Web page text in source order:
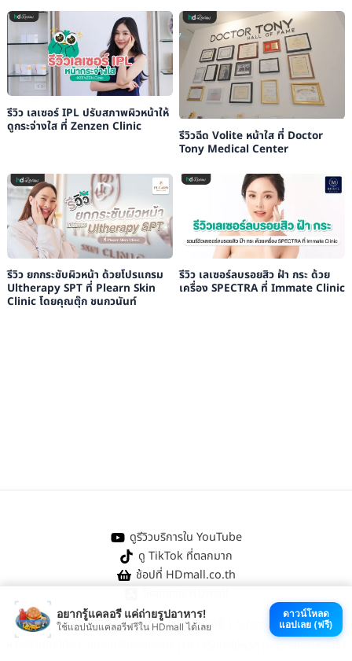
รีวิว เลเซอร์ IPL ปรับสภาพผิวหน้าให้
ดูกระจ่างใส ที่ Zenzen Clinic
รีวิวฉีด Volite หน้าใส ที่ Doctor
Tony Medical Center
รีวิว ยกกระชับผิวหน้า ด้วยโปรแกรม
Ultherapy SPT ที่ Plearn Skin
Clinic โดยคุณตุ๊ก ชนกวนันท์
รีวิว เลเซอร์ลบรอยสิว ฝ้า กระ ด้วย
เครื่อง SPECTRA ที่ Immate Clinic
ดูรีวิวบริการใน YouTube
ดู TikTok ที่ตลกมาก
ช้อปที่ HDmall.co.th
@ 2026 HDmall | สงวนลิขสิทธิ์ |
Sitemap
ตรวจสุขภาพทั่วไป
อยากรู้แคลอรี แค่ถ่ายรูปอาหาร!
ใช้แอปนับแคลอรีฟรีใน HDmall ได้เลย
ดาวน์โหลด
แอปเลย (ฟรี)